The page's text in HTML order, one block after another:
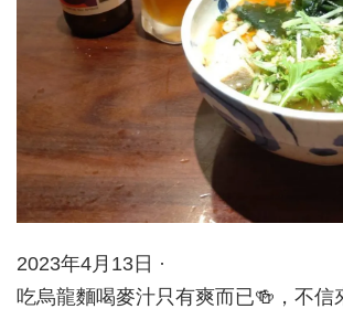
2023年4月13日 ·
吃烏龍麵喝麥汁只有爽而已🍻，不信